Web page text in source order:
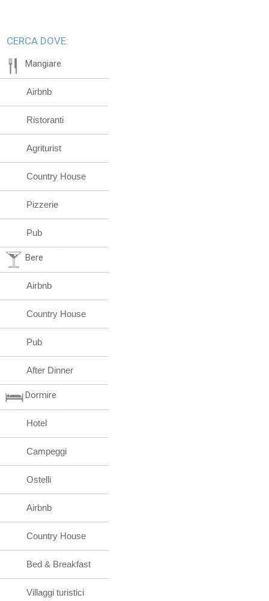
CERCA DOVE:
Mangiare
Airbnb
Ristoranti
Agriturist
Country House
Pizzerie
Pub
Bere
Airbnb
Country House
Pub
After Dinner
Dormire
Hotel
Campeggi
Ostelli
Airbnb
Country House
Bed & Breakfast
Villaggi turistici